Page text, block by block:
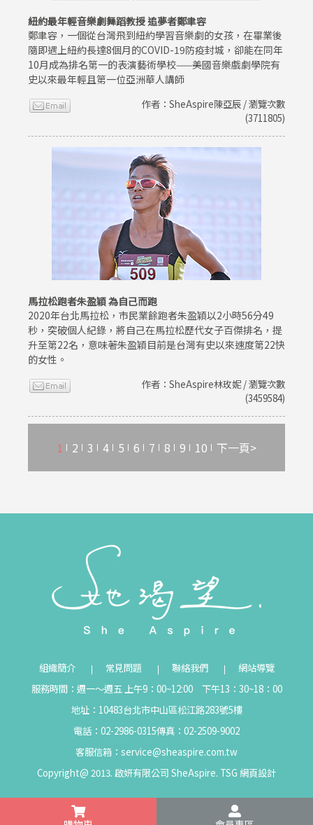
紐約最年輕音樂劇舞蹈教授 追夢者鄭聿容
鄭聿容，一個從台灣飛到紐約學習音樂劇的女孩，在畢業後
隨即遇上紐約長達8個月的COVID-19防疫封城，卻能在同年
10月成為排名第一的表演藝術學校——美國音樂戲劇學院有
史以來最年輕且第一位亞洲華人講師
作者：SheAspire陳亞辰 / 瀏覽次數
(3711805)
馬拉松跑者朱盈穎 為自己而跑
2020年台北馬拉松，市民業餘跑者朱盈穎以2小時56分49
秒，突破個人紀錄，將自己在馬拉松歷代女子百傑排名，提
升至第22名，意味著朱盈穎目前是台灣有史以來速度第22快
的女性。
作者：SheAspire林玫妮 / 瀏覽次數
(3459584)
1 2 3 4 5 6 7 8 9 10 下一頁>
組織簡介 常見問題 聯絡我們
網站導覽
服務時間：週一～週五 上午9：00~12:00 下午13：30~18：00
地址：10483台北市中山區松江路283號5樓
電話：02-2986-0315傳真：02-2509-9002
客服信箱： service@sheaspire.com.tw
Copyright@ 2013. 啟妍有限公司 SheAspire. TSG 網頁設計